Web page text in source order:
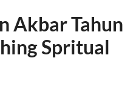
Akbar Tahun
Spritual